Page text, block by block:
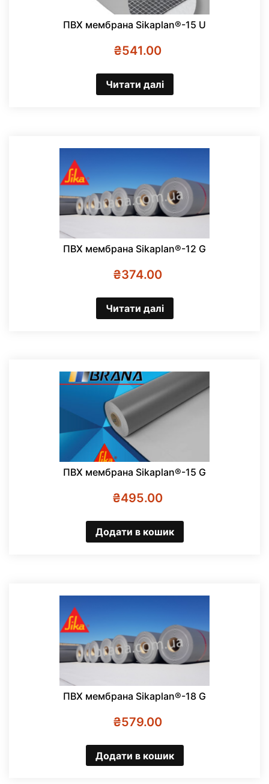
ПВХ мембрана Sikaplan®-15 U
₴541.00
Читати далі
ПВХ мембрана Sikaplan®-12 G
₴374.00
Читати далі
ПВХ мембрана Sikaplan®-15 G
₴495.00
Додати в кошик
ПВХ мембрана Sikaplan®-18 G
₴579.00
Додати в кошик